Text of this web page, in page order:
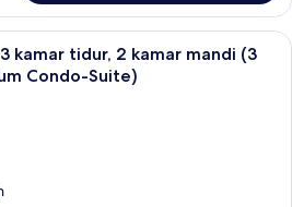
Mesin pembuat kopi/teh, lemari es
kamar tidur, 2 kamar mandi (3
Condo-Suite)